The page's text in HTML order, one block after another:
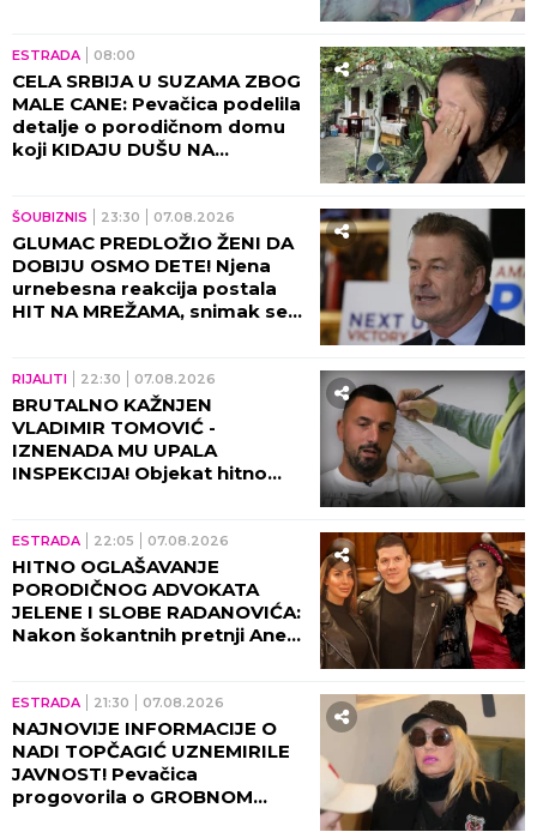
ESTRADA 08:00
CELA SRBIJA U SUZAMA ZBOG
MALE CANE: Pevačica podelila
detalje o porodičnom domu
koji KIDAJU DUŠU NA
ŠOUBIZNIS 23:30 07.08.2026
GLUMAC PREDLOŽIO ŽENI DA
DOBIJU OSMO DETE! Njena
urnebesna reakcija postala
HIT NA MREŽAMA, snimak se
RIJALITI 22:30 07.08.2026
BRUTALNO KAŽNJEN
VLADIMIR TOMOVIĆ -
IZNENADA MU UPALA
INSPEKCIJA! Objekat hitno
ESTRADA 22:05 07.08.2026
HITNO OGLAŠAVANJE
PORODIČNOG ADVOKATA
JELENE I SLOBE RADANOVIĆA:
Nakon šokantnih pretnji Ane
ESTRADA 21:30 07.08.2026
NAJNOVIJE INFORMACIJE O
NADI TOPČAGIĆ UZNEMIRILE
JAVNOST! Pevačica
progovorila o GROBNOM